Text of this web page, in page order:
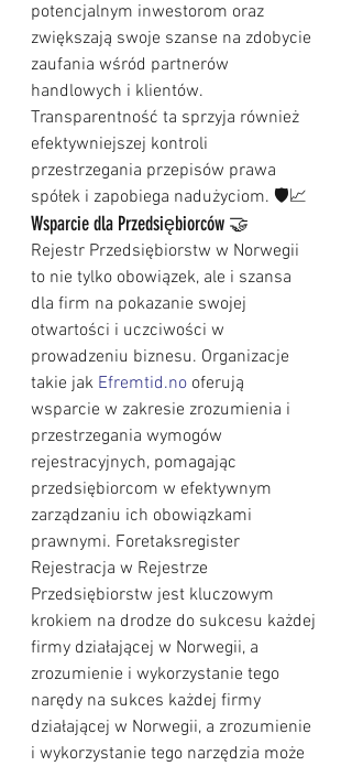
potencjalnym inwestorom oraz
zwiększają swoje szanse na zdobycie
zaufania wśród partnerów
handlowych i klientów.
Transparentność ta sprzyja również
efektywniejszej kontroli
przestrzegania przepisów prawa
spółek i zapobiega nadużyciom. 🛡️📈
Wsparcie dla Przedsiębiorców 🤝
Rejestr Przedsiębiorstw w Norwegii
to nie tylko obowiązek, ale i szansa
dla firm na pokazanie swojej
otwartości i uczciwości w
prowadzeniu biznesu. Organizacje
takie jak Efremtid.no oferują
wsparcie w zakresie zrozumienia i
przestrzegania wymogów
rejestracyjnych, pomagając
przedsiębiorcom w efektywnym
zarządzaniu ich obowiązkami
prawnymi. Foretaksregister
Rejestracja w Rejestrze
Przedsiębiorstw jest kluczowym
krokiem na drodze do sukcesu każdej
firmy działającej w Norwegii, a
zrozumienie i wykorzystanie tego
narędy na sukces każdej firmy
działającej w Norwegii, a zrozumienie
i wykorzystanie tego narzędzia może